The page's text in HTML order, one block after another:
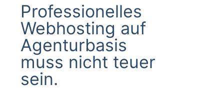
Professionelles
Webhosting auf
Agenturbasis
muss nicht teuer
sein.